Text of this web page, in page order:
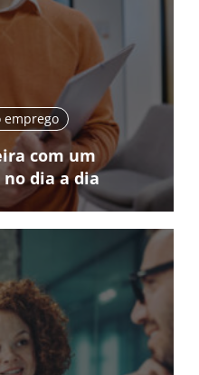
emprego
com um
dia a dia